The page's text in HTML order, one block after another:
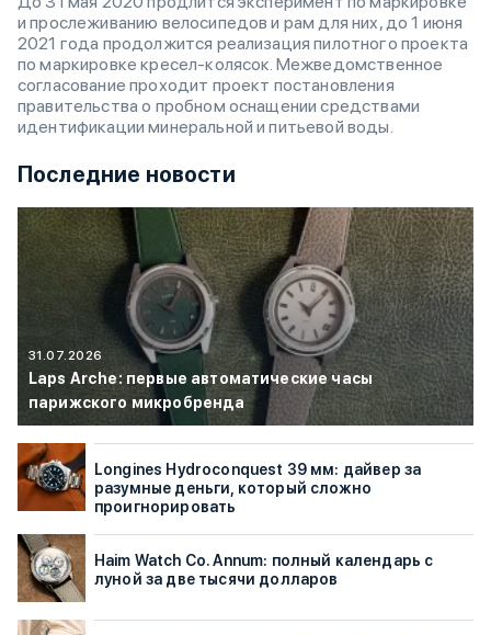
и прослеживанию велосипедов и рам для них, до 1 июня
2021 года продолжится реализация пилотного проекта
по маркировке кресел-колясок. Межведомственное
согласование проходит проект постановления
правительства о пробном оснащении средствами
идентификации минеральной и питьевой воды.
Последние новости
31.07.2026
Laps Arche: первые автоматические часы
парижского микробренда
Longines Hydroconquest 39 мм: дайвер за
разумные деньги, который сложно
проигнорировать
Haim Watch Co. Annum: полный календарь с
луной за две тысячи долларов